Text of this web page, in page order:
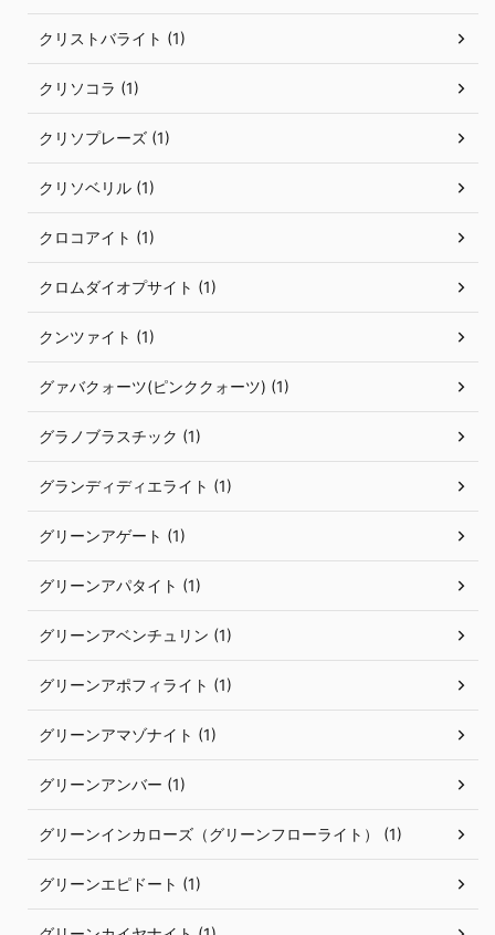
クリストバライト (1)
クリソコラ (1)
クリソプレーズ (1)
クリソベリル (1)
クロコアイト (1)
クロムダイオプサイト (1)
クンツァイト (1)
グァバクォーツ(ピンククォーツ) (1)
グラノブラスチック (1)
グランディディエライト (1)
グリーンアゲート (1)
グリーンアパタイト (1)
グリーンアベンチュリン (1)
グリーンアポフィライト (1)
グリーンアマゾナイト (1)
グリーンアンバー (1)
グリーンインカローズ（グリーンフローライト） (1)
グリーンエピドート (1)